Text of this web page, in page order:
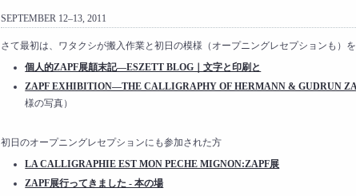
SEPTEMBER 12–13, 2011
さて最初は、ワタクシが搬入作業と初日の模様（オープニングレセプションも）
個人的ZAPF展顛末記—ESZETT BLOG｜文字と印刷と
ZAPF EXHIBITION—THE CALLIGRAPHY OF HERMANN & GUDRUN
様の写真）
初日のオープニングレセプションにも参加された方
LA CALLIGRAPHIE EST MON PECHE MIGNON:ZAPF展
ZAPF展行ってきました - 本の場